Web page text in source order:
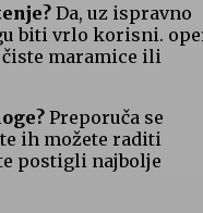
Da, ‍uz ispravno
biti vrlo korisni.
maramice ili
Preporuča se
ih možete raditi
postigli najbolje